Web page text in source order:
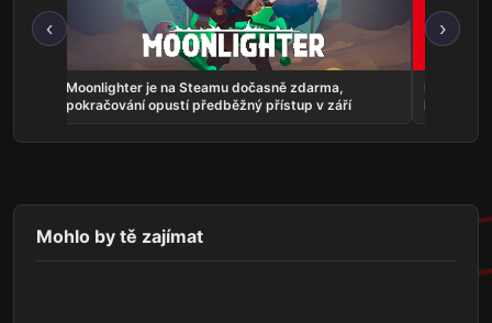
‹
Moonlighter je na Steamu dočasně zdarma,
pokračování opustí předběžný přístup v září
Nintendo
kusů,
›
Mohlo by tě zajímat